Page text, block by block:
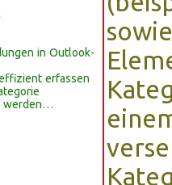
in Outlook-
erfassen
werden…